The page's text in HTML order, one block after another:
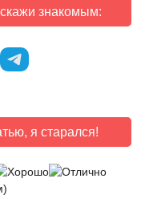
знакомым:
я старался!